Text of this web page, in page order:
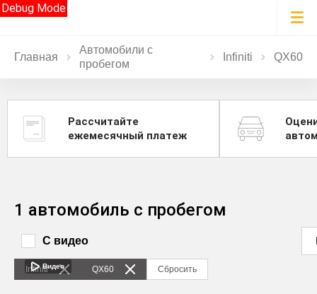
Debug Mode
Главная
Автомобили с
пробегом
Infiniti QX60
Рассчитайте
ежемесячный платеж
1 автомобиль с пробегом
Infiniti QX60 Сбросить
С видео
Видео